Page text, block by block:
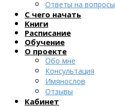
Ответы на вопросы
С чего начать
Книги
Расписание
Обучение
О проекте
Обо мне
Консультация
Имянослов
Отзывы
Кабинет